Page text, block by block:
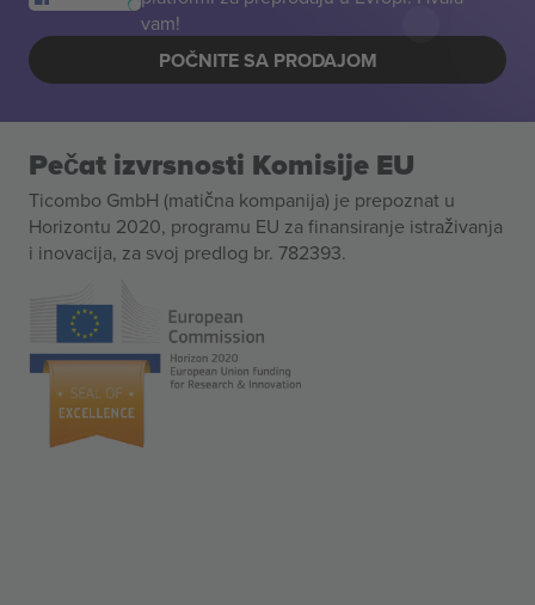
vam!
POČNITE SA PRODAJOM
Pečat izvrsnosti Komisije EU
Ticombo GmbH (matična kompanija) je prepoznat u
Horizontu 2020, programu EU za finansiranje istraživanja
i inovacija, za svoj predlog br. 782393.